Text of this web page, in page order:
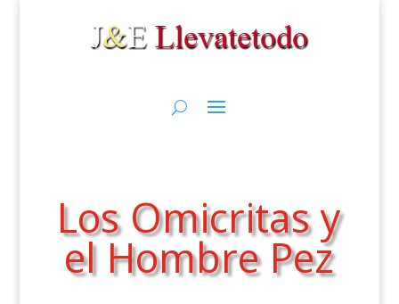
Los Omicritas y
el Hombre Pez